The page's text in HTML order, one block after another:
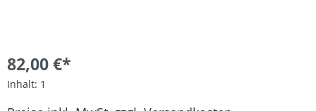
82,00 €*
Inhalt: 1